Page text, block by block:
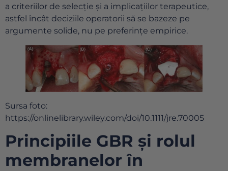
a criteriilor de selecție și a implicațiilor terapeutice,
astfel încât deciziile operatorii să se bazeze pe
argumente solide, nu pe preferințe empirice.
Sursa foto:
https://onlinelibrary.wiley.com/doi/10.1111/jre.70005
Principiile GBR și rolul
membranelor în